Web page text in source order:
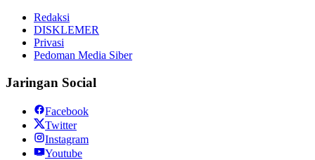
Redaksi
DISKLEMER
Privasi
Pedoman Media Siber
Jaringan Social
Facebook
Twitter
Instagram
Youtube